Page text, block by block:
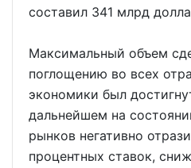
составил 341 млрд
Максимальный объем
поглощению во всех
экономики был
дальнейшем на
рынков негативно
процентных ставок,